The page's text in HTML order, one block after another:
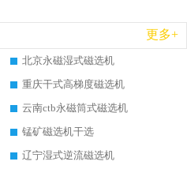
更多+
北京永磁湿式磁选机
重庆干式高梯度磁选机
云南ctb永磁筒式磁选机
锰矿磁选机干选
辽宁湿式逆流磁选机